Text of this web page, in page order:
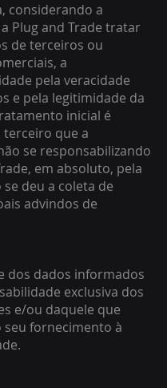
considerando a
Plug and Trade tratar
de terceiros ou
a
pela veracidade
e pela legitimidade da
inicial é
terceiro que a
se responsabilizando
em absoluto, pela
deu a coleta de
advindos de
dos dados informados
exclusiva dos
e/ou daquele que
fornecimento à